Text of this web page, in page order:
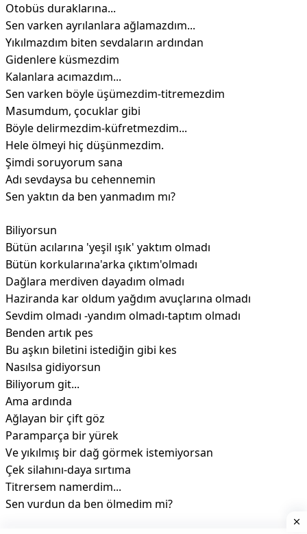
Otobüs duraklarına...
Sen varken ayrılanlara ağlamazdım...
Yıkılmazdım biten sevdaların ardından
Gidenlere küsmezdim
Kalanlara acımazdım...
Sen varken böyle üşümezdim-titremezdim
Masumdum, çocuklar gibi
Böyle delirmezdim-küfretmezdim...
Hele ölmeyi hiç düşünmezdim.
Şimdi soruyorum sana
Adı sevdaysa bu cehennemin
Sen yaktın da ben yanmadım mı?
Biliyorsun
Bütün acılarına 'yeşil ışık' yaktım olmadı
Bütün korkularına'arka çıktım'olmadı
Dağlara merdiven dayadım olmadı
Haziranda kar oldum yağdım avuçlarına olmadı
Sevdim olmadı -yandım olmadı-taptım olmadı
Benden artık pes
Bu aşkın biletini istediğin gibi kes
Nasılsa gidiyorsun
Biliyorum git...
Ama ardında
Ağlayan bir çift göz
Paramparça bir yürek
Ve yıkılmış bir dağ görmek istemiyorsan
Çek silahını-daya sırtıma
Titrersem namerdim...
Sen vurdun da ben ölmedim mi?